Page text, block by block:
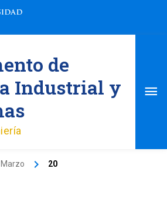
de
Industrial y
Marzo 20